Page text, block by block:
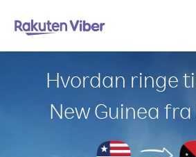
Hvordan ringe
New Guinea